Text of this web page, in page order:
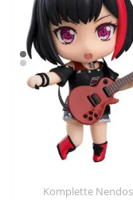
Komplette Nendos